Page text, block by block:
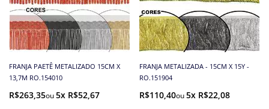
FRANJA PAETÊ METALIZADO 15CM X
13,7M RO.154010
R$263,35 5x R$52,67
FRANJA METALIZADA - 15CM X 15Y -
RO.151904
R$110,40 5x R$22,08